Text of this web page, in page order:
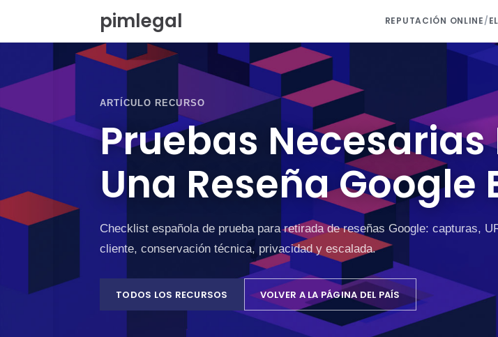
l
n
pimlegal REPUTACIÓN ONLINE/
ARTÍCULO RECURSO
Pruebas Necesarias
Una Reseña Google
Checklist española de prueba para retirada de reseñas Google: capturas,
cliente, conservación técnica, privacidad y escalada.
TODOS LOS RECURSOS VOLVER A LA PÁGINA DEL PAÍS